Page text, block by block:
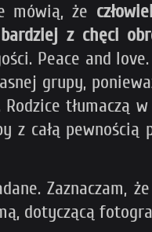
mówią, że
z chęci
Peace and
grupy,
tłumaczą w
całą pewnością
Zaznaczam,
dotyczącą